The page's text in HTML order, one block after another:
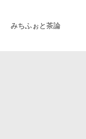
みちふぉと茶論